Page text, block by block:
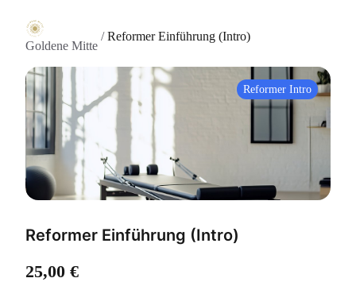
Goldene Mitte
/Reformer Einführung (Intro)
Reformer Intro
Reformer Einführung (Intro)
25,00 €